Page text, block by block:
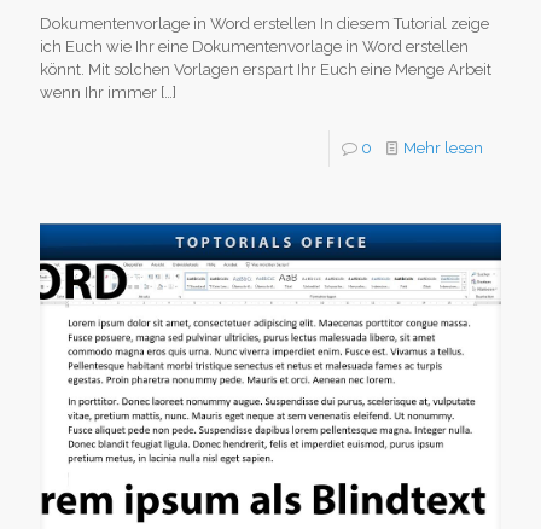
Dokumentenvorlage in Word erstellen In diesem Tutorial zeige
ich Euch wie Ihr eine Dokumentenvorlage in Word erstellen
könnt. Mit solchen Vorlagen erspart Ihr Euch eine Menge Arbeit
wenn Ihr immer […]
0 Mehr lesen